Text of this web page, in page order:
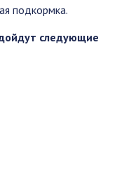
подкормка.
следующие